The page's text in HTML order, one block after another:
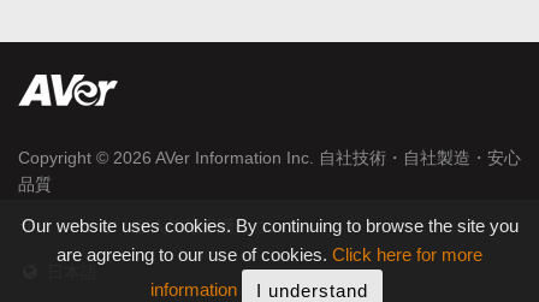
Copyright © 2026 AVer Information Inc. 自社技術・自社製造・安心
品質
サイトマップ |個人情報保護について
Our website uses cookies. By continuing to browse the site you
are agreeing to our use of cookies. Click here for more
information
I understand